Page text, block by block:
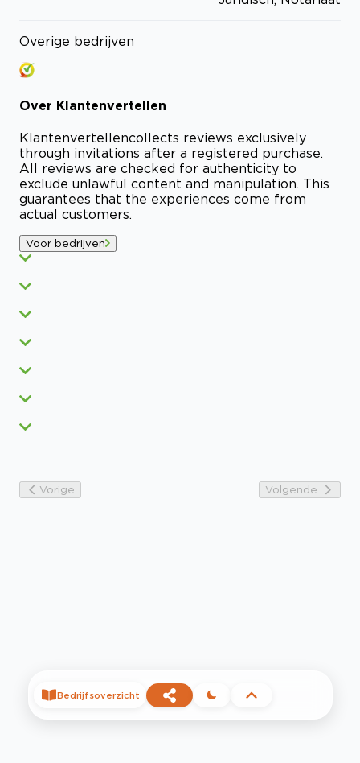
Overige bedrijven
Over Klantenvertellen
Klantenvertellencollects reviews exclusively
through invitations after a registered purchase.
All reviews are checked for authenticity to
exclude unlawful content and manipulation. This
guarantees that the experiences come from
actual customers.
Voor bedrijven
Vorige Volgende
Bedrijfsoverzicht